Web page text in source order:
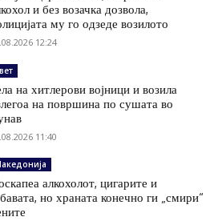
и без возачка дозвола,
му го одзеде возилото
12:24
на хитлерови војници и возила
на површина по сушата во
11:40
алкохолот, цигарите и
но храната конечно ги „смири“